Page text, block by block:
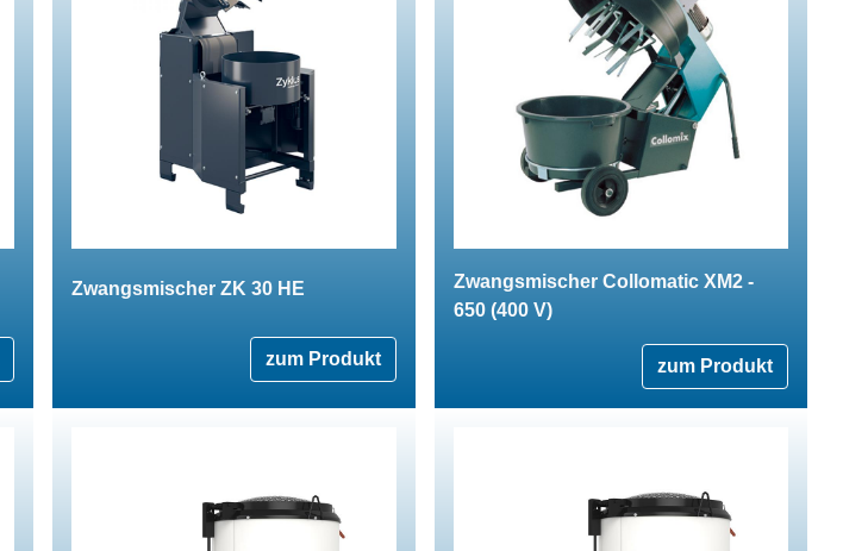
Zwangsmischer ZK 30 HE
zum Produkt
Zwangsmischer Collomatic XM2 -
650 (400 V)
zum Produkt